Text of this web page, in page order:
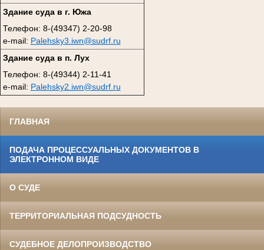
Здание суда в г. Южа
Телефон: 8-(49347) 2-20-98
e-mail: Palehsky3.iwn@sudrf.ru
Здание суда в п. Лух
Телефон: 8-(49344) 2-11-41
e-mail: Palehsky2.iwn@sudrf.ru
ГЛАВНАЯ
ПОДАЧА ПРОЦЕССУАЛЬНЫХ ДОКУМЕНТОВ В
ЭЛЕКТРОННОМ ВИДЕ
О СУДЕ
ТЕРРИТОРИАЛЬНАЯ ПОДСУДНОСТЬ
СУДЕБНОЕ ДЕЛОПРОИЗВОДСТВО